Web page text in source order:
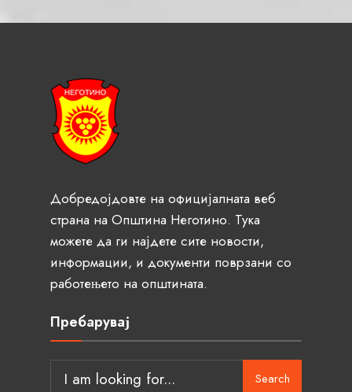
Добредојдовте на официјалната веб
страна на Општина Неготино. Тука
можете да ги најдете сите новости,
информации, и документи поврзани со
работењето на општината.
Пребарувај
Search